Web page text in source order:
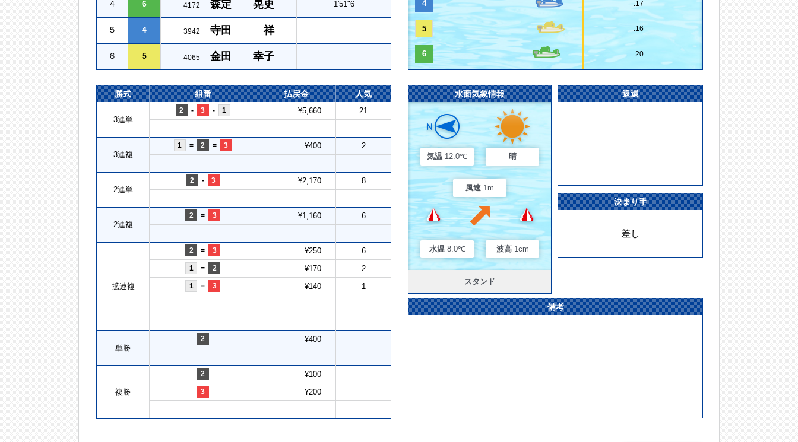
４ 6 4172 森定 晃史 1'51"6
５ 4 3942 寺田 祥
６ 5 4065 金田 幸子
4 .17
5 .16
6 .20
勝式 組番 払戻金 人気
3連単
2 - 3 - 1 ¥5,660 21
3連複
1 = 2 = 3 ¥400 2
2連単
2 - 3 ¥2,170 8
2連複
2 = 3 ¥1,160 6
拡連複
2 = 3 ¥250 6
1 = 2 ¥170 2
1 = 3 ¥140 1
単勝
2 ¥400
複勝
2 ¥100
3 ¥200
水面気象情報
気温 12.0℃ 晴
風速 1m
水温 8.0℃ 波高 1cm
スタンド
返還
決まり手
差し
備考